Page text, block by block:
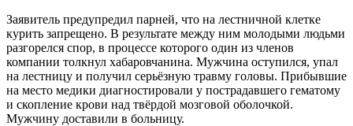
Заявитель предупредил парней, что на лестничной клетке
курить запрещено. В результате между ним молодыми людьми
разгорелся спор, в процессе которого один из членов
компании толкнул хабаровчанина. Мужчина оступился, упал
на лестницу и получил серьёзную травму головы. Прибывшие
на место медики диагностировали у пострадавшего гематому
и скопление крови над твёрдой мозговой оболочкой.
Мужчину доставили в больницу.